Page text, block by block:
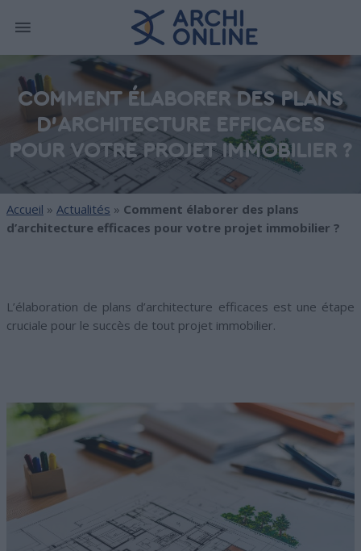
COMMENT ÉLABORER DES PLANS
D'ARCHITECTURE EFFICACES
POUR VOTRE PROJET IMMOBILIER ?
Accueil » Actualités » Comment élaborer des plans
d’architecture efficaces pour votre projet immobilier ?
L’élaboration de plans d’architecture efficaces est une étape
cruciale pour le succès de tout projet immobilier.